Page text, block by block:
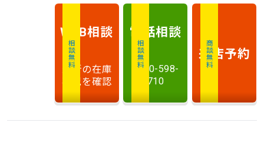
相談無料
WEB相談
最新の在庫
状況を確認
相談無料
電話相談
0120-598-
710
商談無料
来店予約